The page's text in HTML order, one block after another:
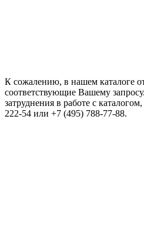
К сожалению, в нашем каталоге
соответствующие Вашему
затруднения в работе с
222-54 или +7 (495) 788-77-88.